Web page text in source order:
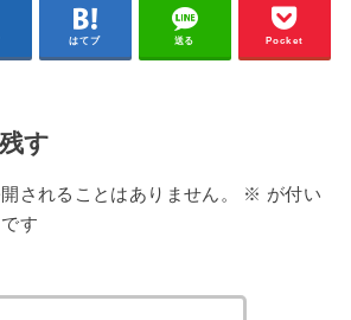
はてブ 送る Pocket
す
されることはありません。 ※ が付い
す